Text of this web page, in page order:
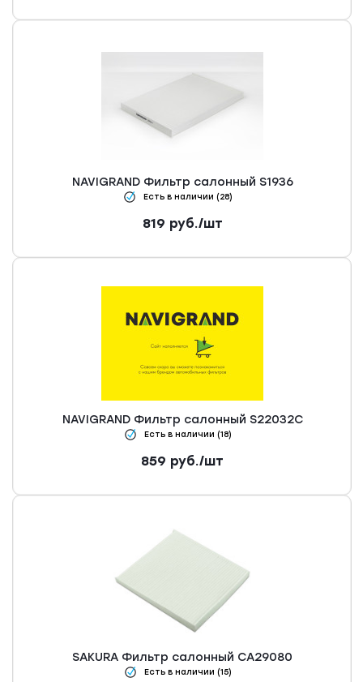
NAVIGRAND Фильтр салонный S1936
Есть в наличии (28)
819 руб./шт
NAVIGRAND Фильтр салонный S22032C
Есть в наличии (18)
859 руб./шт
SAKURA Фильтр салонный CA29080
Есть в наличии (15)